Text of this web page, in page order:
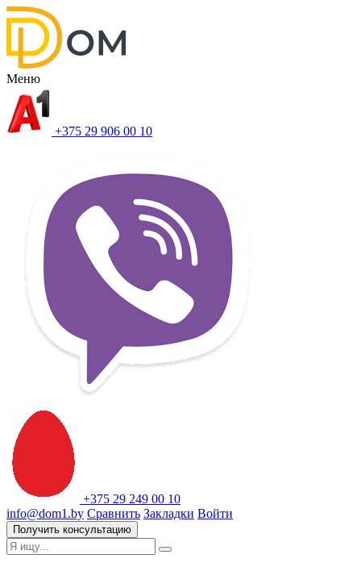
Меню
+375 29 906 00 10
+375 29 249 00 10
info@dom1.by Сравнить Закладки Войти
Получить консультацию